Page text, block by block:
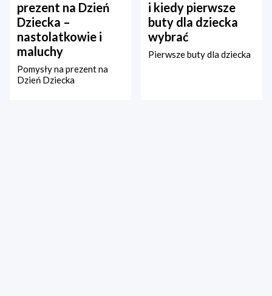
prezent na Dzień
Dziecka –
nastolatkowie i
maluchy
Pomysły na prezent na
Dzień Dziecka
i kiedy pierwsze
buty dla dziecka
wybrać
Pierwsze buty dla dziecka